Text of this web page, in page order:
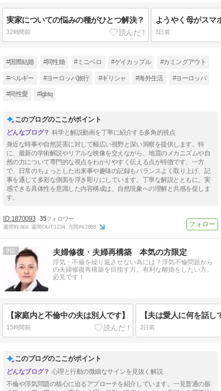
実家についての悩みの種がひとつ解決？
32時間前 3日前
#国際結婚 #同性婚 #ミニベロ #ゲイカップル #カミングアウト
#ベルギー #ヨーロッパ旅行 #ギリシャ #海外生活 #ヨーロッパ
#同性愛 #lgbtq
このブログのここがポイント
科学と解説動画を丁寧に紹介する多角的視点
身近な時事や自然災害に対して幅広い視野と深い洞察を提供します。特
に、最新の学術解説やリアルな映像を交えながら、地震のメカニズムや自
然の力について専門的な視点をわかりやすく伝える点が特徴です。一方
で、日常のちょっとした出来事や趣味の記録もバランスよく取り上げ、記
事を通じて多彩な側面を浮き彫りにしています。丁寧な解説とともに、実
感できる具体性を意識した内容構成は、自然現象への理解と共感を促しま
す。
1870093 35
週間IN:666 週間OUT:1224 月間IN:2898
9 夫婦修復・夫婦再構築 本気の方限定
浮気・不倫を繰り返させない為には？浮気不倫問題から
の夫婦修復再構築を目指す方。有利な離婚をしたい方。
必見です！
【家庭内と不倫中の夫は別人です】
15時間前
【夫は愛人に何を話し
2日前
このブログのここがポイント
心理と行動の微細なサインを見抜く解説
不倫や浮気問題の核心に迫るアプローチを紹介しています。一見普通の振